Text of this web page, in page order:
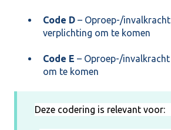
Code D – Oproep-/invalkracht
verplichting om te komen
Code E – Oproep-/invalkracht
om te komen
Deze codering is relevant voor: